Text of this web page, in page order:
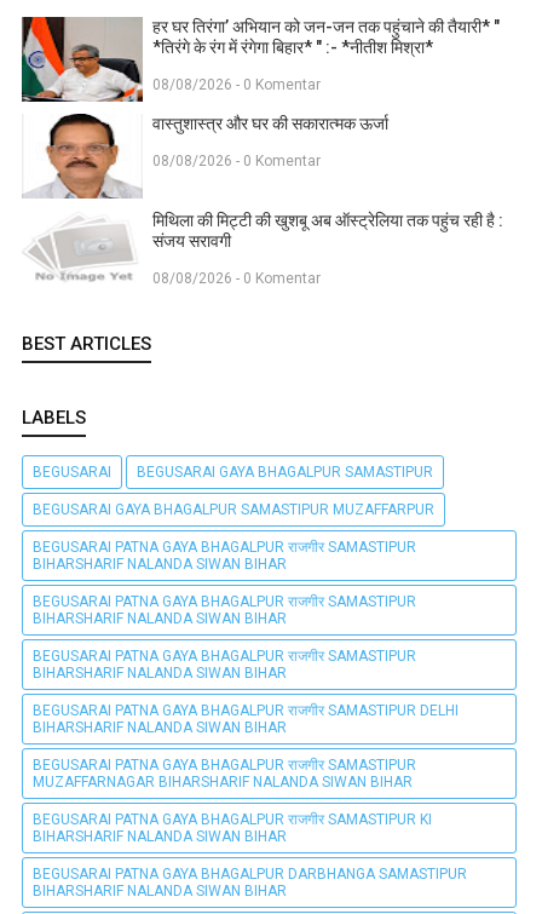
हर घर तिरंगा’ अभियान को जन-जन तक पहुंचाने की तैयारी* "
*तिरंगे के रंग में रंगेगा बिहार* " :- *नीतीश मिश्रा*
08/08/2026 - 0 Komentar
वास्तुशास्त्र और घर की सकारात्मक ऊर्जा
08/08/2026 - 0 Komentar
मिथिला की मिट्टी की खुशबू अब ऑस्ट्रेलिया तक पहुंच रही है :
संजय सरावगी
08/08/2026 - 0 Komentar
BEST ARTICLES
LABELS
BEGUSARAI BEGUSARAI GAYA BHAGALPUR SAMASTIPUR
BEGUSARAI GAYA BHAGALPUR SAMASTIPUR MUZAFFARPUR
BEGUSARAI PATNA GAYA BHAGALPUR राजगीर SAMASTIPUR
BIHARSHARIF NALANDA SIWAN BIHAR
BEGUSARAI PATNA GAYA BHAGALPUR राजगीर SAMASTIPUR
BIHARSHARIF NALANDA SIWAN BIHAR
BEGUSARAI PATNA GAYA BHAGALPUR राजगीर SAMASTIPUR
BIHARSHARIF NALANDA SIWAN BIHAR
BEGUSARAI PATNA GAYA BHAGALPUR राजगीर SAMASTIPUR DELHI
BIHARSHARIF NALANDA SIWAN BIHAR
BEGUSARAI PATNA GAYA BHAGALPUR राजगीर SAMASTIPUR
MUZAFFARNAGAR BIHARSHARIF NALANDA SIWAN BIHAR
BEGUSARAI PATNA GAYA BHAGALPUR राजगीर SAMASTIPUR KI
BIHARSHARIF NALANDA SIWAN BIHAR
BEGUSARAI PATNA GAYA BHAGALPUR DARBHANGA SAMASTIPUR
BIHARSHARIF NALANDA SIWAN BIHAR